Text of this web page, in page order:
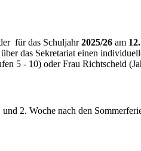
für das Schuljahr2025/26 am
über das Sekretariat einen
5 - 10) oder Frau Richtscheid
2. Woche nach den